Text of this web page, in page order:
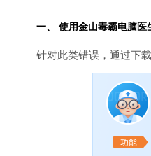
一、 使用金山毒霸电脑医
针对此类错误，通过下